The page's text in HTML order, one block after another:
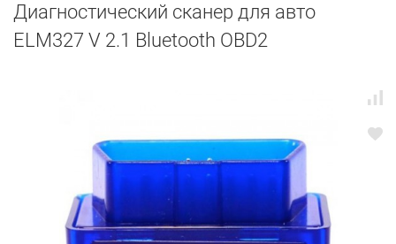
Диагностический сканер для авто
ELM327 V 2.1 Bluetooth OBD2